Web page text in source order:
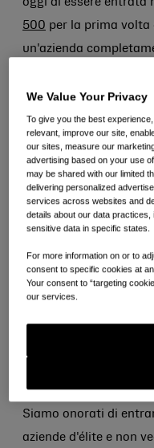
oggi di essere entrata
500 per la prima volta
un'azienda
2024, Kenvue si
dell'azienda è una
marchi iconici e del
la salute e il
mondo attraverso
sull'intuizione.
“L'inserimento nella
importante per
Mongon,
come questo
dei nostri kenvuers, e
nostro desiderio di
indiscusso nel settore
Siamo onorati di
aziende d'élite e non
We Value Your Privacy
To give you the best
relevant, improve our site,
our sites, measure our
advertising based on your use
may be shared with our limited
delivering personalized
services across websites and
details about our data
sensitive data in specific states.
For more information on or to
consent to specific cookies at
Your consent to “targeting
our services.